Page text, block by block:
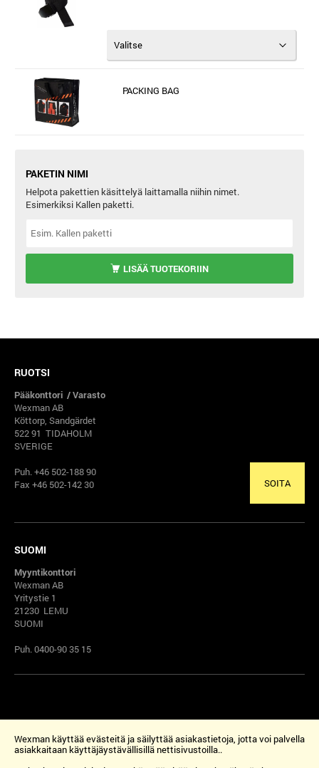
PACKING BAG
PAKETIN NIMI
Helpota pakettien käsittelyä laittamalla niihin nimet.
Esimerkiksi Kallen paketti.
LISÄÄ TUOTEKORIIN
RUOTSI
Pääkonttori / Varasto
Wexman AB
Köttorp, Sandgärdet
522 91 TIDAHOLM
SVERIGE
Puh. +46 502-188 90
Fax +46 502-142 30
SOITA
SUOMI
Myyntikonttori
Wexman AB
Yritystie 1
21230 LEMU
SUOMI
Puh. 0400-90 35 15
Wexman käyttää evästeitä ja säilyttää asiakastietoja, jotta voi palvella
asiakkaitaan käyttäjäystävällisillä nettisivustoilla..